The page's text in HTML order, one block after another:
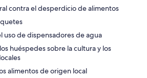
contra el desperdicio de alimentos
uso de dispensadores de agua
huéspedes sobre la cultura y los
alimentos de origen local